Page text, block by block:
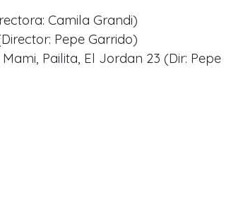
Camila Grandi)
Pepe Garrido)
Pailita, El Jordan 23 (Dir: Pepe